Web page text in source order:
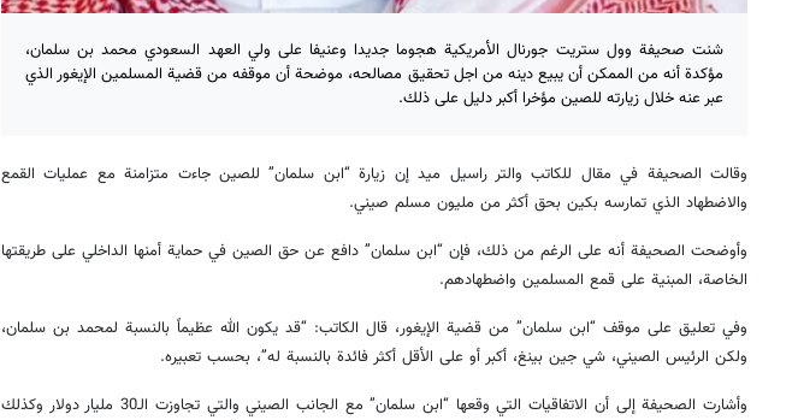
شنت صحيفة وول ستريت جورنال الأمريكية هجوما جديدا وعنيفا على ولي العهد السعودي محمد بن سلمان،
مؤكدة أنه من الممكن أن يبيع دينه من اجل تحقيق مصالحه، موضحة أن موقفه من قضية المسلمين الإيغور الذي
عبر عنه خلال زيارته للصين مؤخرا أكبر دليل على ذلك.
وقالت الصحيفة في مقال للكاتب والتر راسيل ميد إن زيارة “ابن سلمان” للصين جاءت متزامنة مع عمليات القمع
والاضطهاد الذي تمارسه بكين بحق أكثر من مليون مسلم صيني.
وأوضحت الصحيفة أنه على الرغم من ذلك، فإن “ابن سلمان” دافع عن حق الصين في حماية أمنها الداخلي على طريقتها
الخاصة، المبنية على قمع المسلمين واضطهادهم.
وفي تعليق على موقف “ابن سلمان” من قضية الإيغور، قال الكاتب: “قد يكون الله عظيماً بالنسبة لمحمد بن سلمان،
ولكن الرئيس الصيني، شي جين بينغ، أكبر أو على الأقل أكثر فائدة بالنسبة له”، بحسب تعبيره.
وأشارت الصحيفة إلى أن الاتفاقيات التي وقعها “ابن سلمان” مع الجانب الصيني والتي تجاوزت الـ30 مليار دولار وكذلك